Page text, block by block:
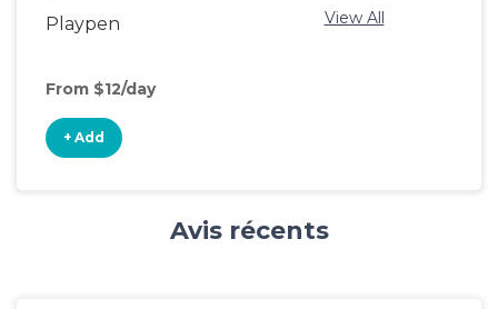
Playpen
From $12/day
+ Add
View All
Avis récents